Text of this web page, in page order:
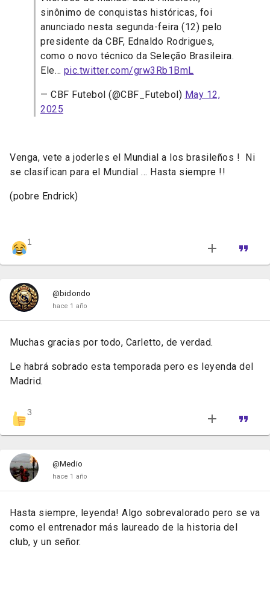
sinônimo de conquistas históricas, foi
anunciado nesta segunda-feira (12) pelo
presidente da CBF, Ednaldo Rodrigues,
como o novo técnico da Seleção Brasileira.
Ele… pic.twitter.com/grw3Rb1BmL
— CBF Futebol (@CBF_Futebol) May 12,
2025
Venga, vete a joderles el Mundial a los brasileños ! Ni
se clasifican para el Mundial ... Hasta siempre !!
(pobre Endrick)
1
@bidondo
hace 1 año
Muchas gracias por todo, Carletto, de verdad.
Le habrá sobrado esta temporada pero es leyenda del
Madrid.
3
@Medio
hace 1 año
Hasta siempre, leyenda! Algo sobrevalorado pero se va
como el entrenador más laureado de la historia del
club, y un señor.